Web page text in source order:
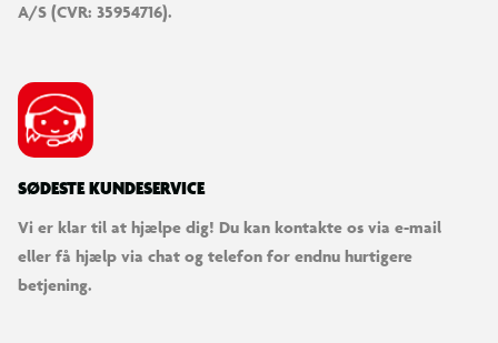
A/S (CVR: 35954716).
SØDESTE KUNDESERVICE
Vi er klar til at hjælpe dig! Du kan kontakte os via e-mail
eller få hjælp via chat og telefon for endnu hurtigere
betjening.